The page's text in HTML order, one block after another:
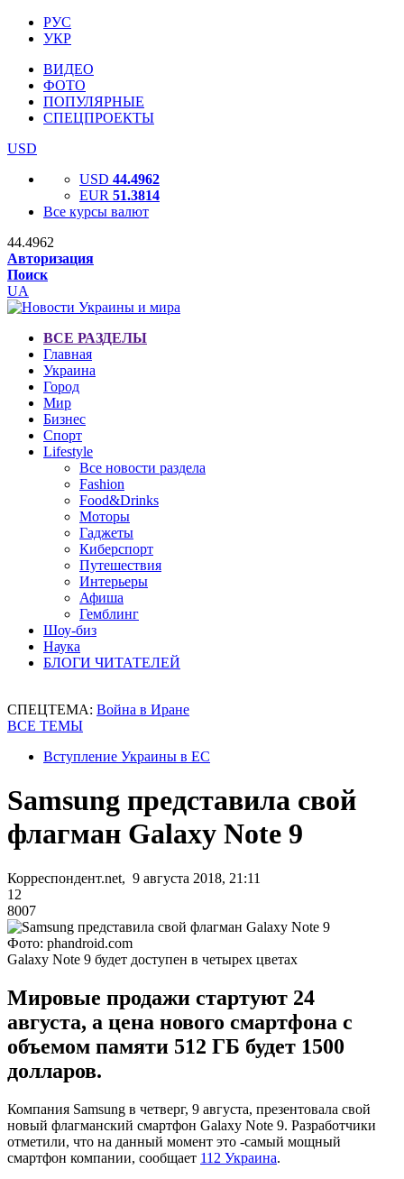
РУС
УКР
ВИДЕО
ФОТО
ПОПУЛЯРНЫЕ
СПЕЦПРОЕКТЫ
USD
USD 44.4962
EUR 51.3814
Все курсы валют
44.4962
Авторизация
Поиск
UA
ВСЕ РАЗДЕЛЫ
Главная
Украина
Город
Мир
Бизнес
Спорт
Lifestyle
Все новости раздела
Fashion
Food&Drinks
Моторы
Гаджеты
Киберспорт
Путешествия
Интерьеры
Афиша
Гемблинг
Шоу-биз
Наука
БЛОГИ ЧИТАТЕЛЕЙ
СПЕЦТЕМА: Война в Иране
ВСЕ ТЕМЫ
Вступление Украины в ЕС
Samsung представила свой
флагман Galaxy Note 9
Корреспондент.net, 9 августа 2018, 21:11
12
8007
Фото: phandroid.com
Galaxy Note 9 будет доступен в четырех цветах
Мировые продажи стартуют 24
августа, а цена нового смартфона с
объемом памяти 512 ГБ будет 1500
долларов.
Компания Samsung в четверг, 9 августа, презентовала свой
новый флагманский смартфон Galaxy Note 9. Разработчики
отметили, что на данный момент это -самый мощный
смартфон компании, сообщает 112 Украина.